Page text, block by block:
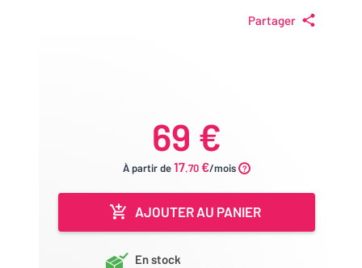
Partager
69 €
À partir de17.70 €/mois
AJOUTER AU PANIER
En stock